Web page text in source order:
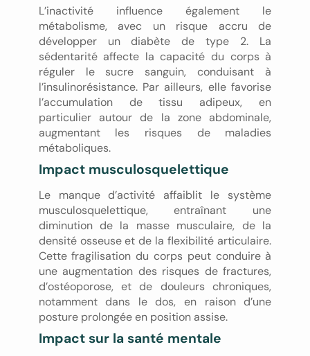
L’inactivité influence également le
métabolisme, avec un risque accru de
développer un diabète de type 2. La
sédentarité affecte la capacité du corps à
réguler le sucre sanguin, conduisant à
l’insulinorésistance. Par ailleurs, elle favorise
l’accumulation de tissu adipeux, en
particulier autour de la zone abdominale,
augmentant les risques de maladies
métaboliques.
Impact musculosquelettique
Le manque d’activité affaiblit le système
musculosquelettique, entraînant une
diminution de la masse musculaire, de la
densité osseuse et de la flexibilité articulaire.
Cette fragilisation du corps peut conduire à
une augmentation des risques de fractures,
d’ostéoporose, et de douleurs chroniques,
notamment dans le dos, en raison d’une
posture prolongée en position assise.
Impact sur la santé mentale